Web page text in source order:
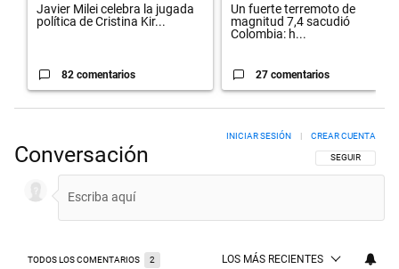
Javier Milei celebra la jugada
política de Cristina Kir...
82 comentarios
Un fuerte terremoto de
magnitud 7,4 sacudió
Colombia: h...
27 comentarios
Conversación SIGA ESTA
SEGUIR
INICIAR SESIÓN | CREAR CUENTA
TODOS LOS COMENTARIOS 2 LOS MÁS RECIENTES